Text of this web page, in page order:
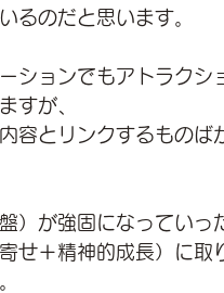
るのだと思います。
ションでもアトラクシ
すが、
容とリンクするものば
）が強固になっていっ
せ＋精神的成長）に取